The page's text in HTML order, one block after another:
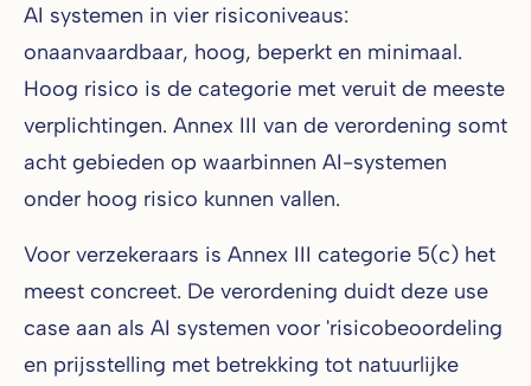
AI systemen in vier risiconiveaus:
onaanvaardbaar, hoog, beperkt en minimaal.
Hoog risico is de categorie met veruit de meeste
verplichtingen. Annex III van de verordening somt
acht gebieden op waarbinnen AI-systemen
onder hoog risico kunnen vallen.
Voor verzekeraars is Annex III categorie 5(c) het
meest concreet. De verordening duidt deze use
case aan als AI systemen voor 'risicobeoordeling
en prijsstelling met betrekking tot natuurlijke